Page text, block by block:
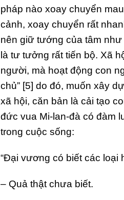
pháp nào xoay chuyển
cảnh, xoay chuyển rất
nên giữ tướng của tâm như
là tư tưởng rất tiến bộ. Xã
người, mà hoạt động con
chủ” [5] do đó, muốn xây
xã hội, căn bản là cải tạo
đức vua Mi-lan-đà có đàm
trong cuộc sống:
“Đại vương có biết các loại
– Quả thật chưa biết.